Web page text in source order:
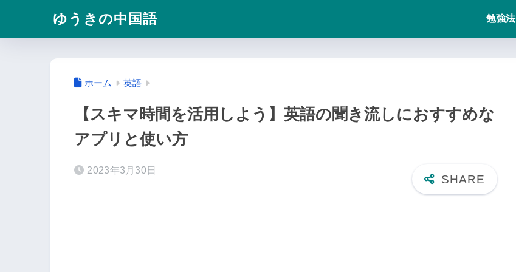
ゆうきの中国語 勉強法
ホーム 英語
【スキマ時間を活用しよう】英語の聞き流しにおすすめな
アプリと使い方
2023年3月30日